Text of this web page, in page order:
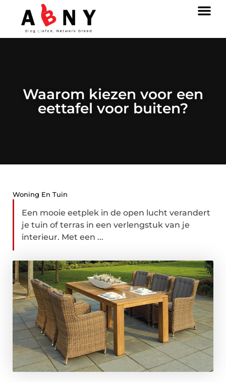
Waarom kiezen voor een
eettafel voor buiten?
Woning En Tuin
Een mooie eetplek in de open lucht verandert
je tuin of terras in een verlengstuk van je
interieur. Met een ...